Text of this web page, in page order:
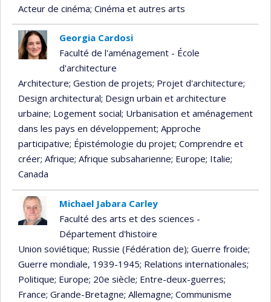
Acteur de cinéma; Cinéma et autres arts
Georgia Cardosi
Faculté de l'aménagement - École
d'architecture
Architecture; Gestion de projets; Projet d'architecture;
Design architectural; Design urbain et architecture
urbaine; Logement social; Urbanisation et aménagement
dans les pays en développement; Approche
participative; Épistémologie du projet; Comprendre et
créer; Afrique; Afrique subsaharienne; Europe; Italie;
Canada
Michael Jabara Carley
Faculté des arts et des sciences -
Département d'histoire
Union soviétique; Russie (Fédération de); Guerre froide;
Guerre mondiale, 1939-1945; Relations internationales;
Politique; Europe; 20e siècle; Entre-deux-guerres;
France; Grande-Bretagne; Allemagne; Communisme